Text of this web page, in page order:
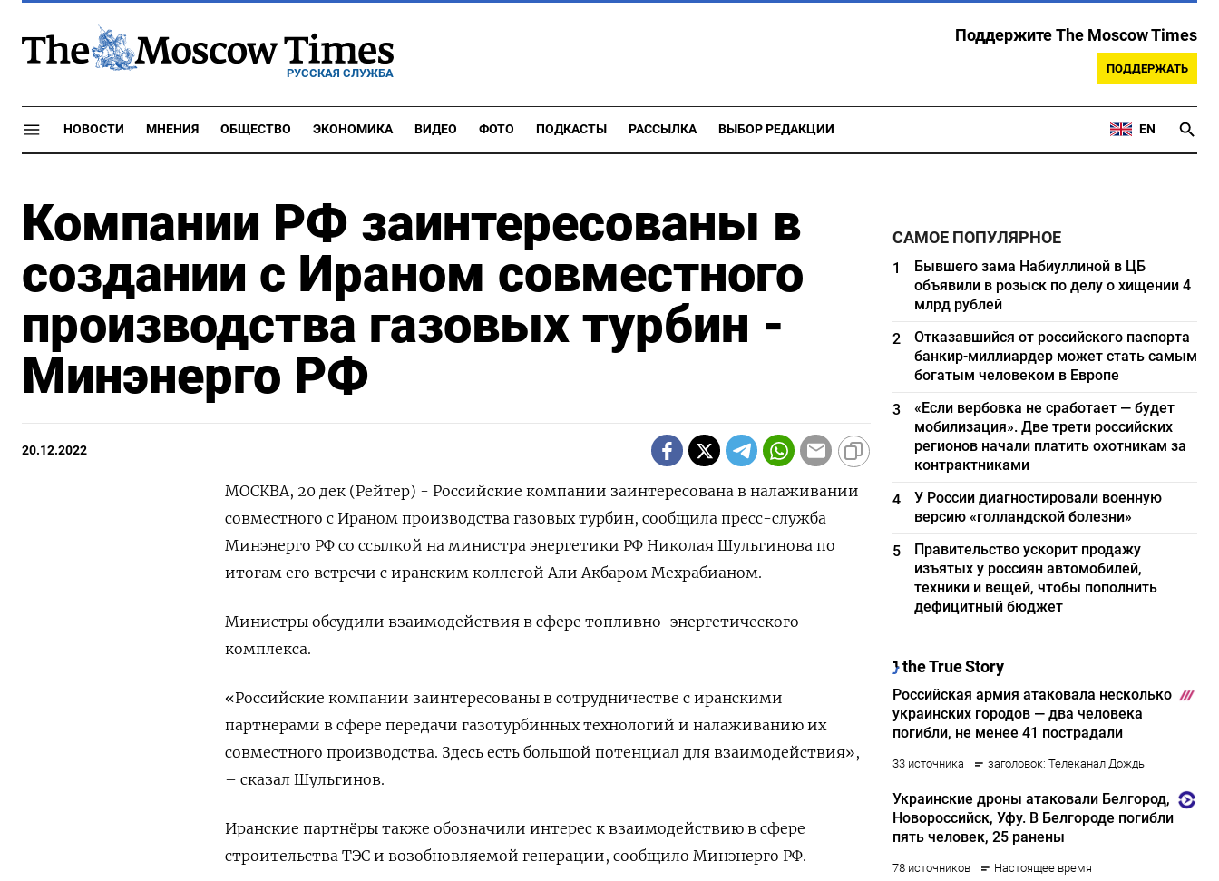
РУССКАЯ СЛУЖБА
Поддержите The Moscow Times
ПОДДЕРЖАТЬ
НОВОСТИ МНЕНИЯ ОБЩЕСТВО ЭКОНОМИКА ВИДЕО ФОТО ПОДКАСТЫ РАССЫЛКА ВЫБОР РЕДАКЦИИ EN
Компании РФ заинтересованы в
создании с Ираном совместного
производства газовых турбин -
Минэнерго РФ
20.12.2022
МОСКВА, 20 дек (Рейтер) - Российские компании заинтересована в налаживании
совместного с Ираном производства газовых турбин, сообщила пресс-служба
Минэнерго РФ со ссылкой на министра энергетики РФ Николая Шульгинова по
итогам его встречи с иранским коллегой Али Акбаром Мехрабианом.
Министры обсудили взаимодействия в сфере топливно-энергетического
комплекса.
«Российские компании заинтересованы в сотрудничестве с иранскими
партнерами в сфере передачи газотурбинных технологий и налаживанию их
совместного производства. Здесь есть большой потенциал для взаимодействия»,
– сказал Шульгинов.
Иранские партнёры также обозначили интерес к взаимодействию в сфере
строительства ТЭС и возобновляемой генерации, сообщило Минэнерго РФ.
САМОЕ ПОПУЛЯРНОЕ
1
Бывшего зама Набиуллиной в ЦБ
объявили в розыск по делу о хищении 4
млрд рублей
2
Отказавшийся от российского паспорта
банкир-миллиардер может стать самым
богатым человеком в Европе
3
«Если вербовка не сработает — будет
мобилизация». Две трети российских
регионов начали платить охотникам за
контрактниками
4
У России диагностировали военную
версию «голландской болезни»
5
Правительство ускорит продажу
изъятых у россиян автомобилей,
техники и вещей, чтобы пополнить
дефицитный бюджет